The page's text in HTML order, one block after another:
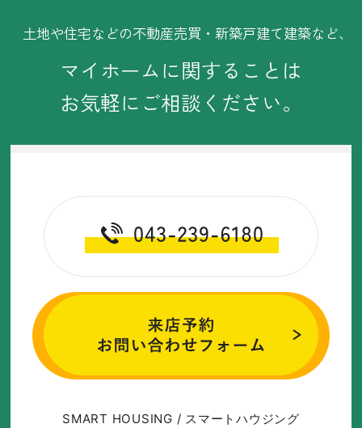
・2025年5月(12記事)
・2025年4月(11記事)
・2025年3月(11記事)
土地や住宅などの不動産売買・新築戸建て建築など、
マイホームに関することは
お気軽にご相談ください。
SMART HOUSING / スマートハウジング